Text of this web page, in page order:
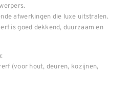
afwerkingen die luxe uitstralen.
is goed dekkend, duurzaam en
(voor hout, deuren, kozijnen,